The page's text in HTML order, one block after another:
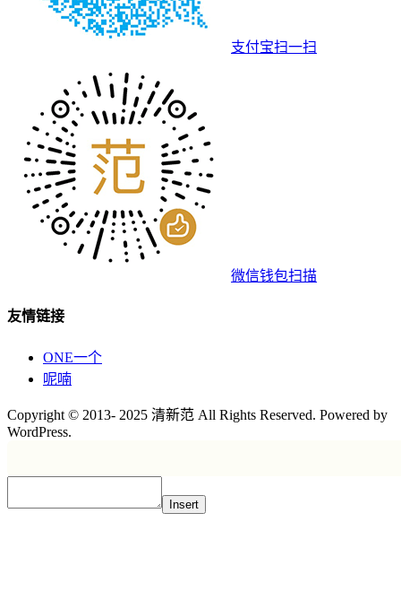
支付宝扫一扫
微信钱包扫描
友情链接
ONE一个
呢喃
Copyright © 2013- 2025 清新范 All Rights Reserved. Powered by
WordPress.
Insert